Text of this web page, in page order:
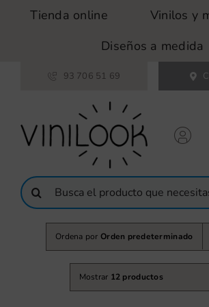
SaltarTienda online
Vinilos y
Diseños a medida
93 706 51 69
Buscar:
Ordena por Orden predeterminado
Mostrar 12 productos